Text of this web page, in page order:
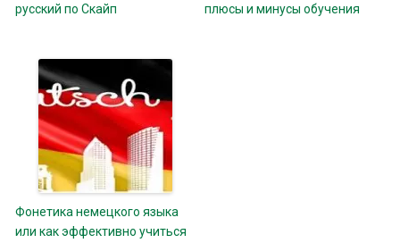
русский по Скайп
плюсы и минусы обучения
Фонетика немецкого языка
или как эффективно учиться